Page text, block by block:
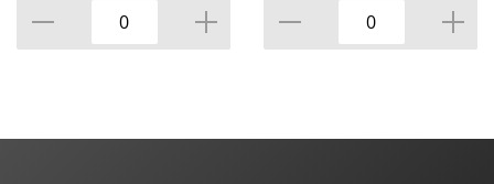
Монтаж: Потолочная
Подкатегория: Сушилки